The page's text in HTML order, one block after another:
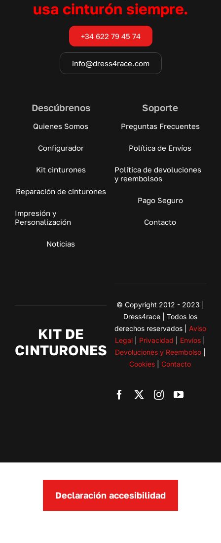
usa cinturón siempre.
+34 622 79 45 74
info@dress4race.com
Descúbrenos
Quienes Somos
Configurador
Kit cinturones
Reparación de cinturones
Impresión y
Personalización
Noticias
Soporte
Preguntas Frecuentes
Política de Envíos
Política de devoluciones
y reembolsos
Pago Seguro
Contacto
KIT DE
CINTURONES
Ford
© Copyright 2012 - 2023 |
Dress4race | Todos los
derechos reservados | Aviso
Legal
Privacidad Envíos
Devoluciones y Reembolso|
Cookies |Contacto
Declaración accesibilidad